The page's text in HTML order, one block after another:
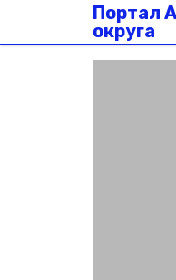
Портал
округа